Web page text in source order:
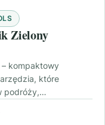
Zielony
kompaktowy
które
podróży,…